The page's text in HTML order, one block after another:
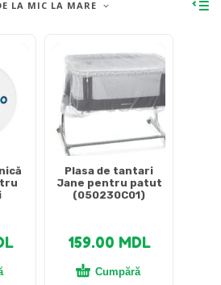
LA MIC LA MARE
Plasa de tantari
Jane pentru patut
(050230C01)
159.00 MDL
Cumpără